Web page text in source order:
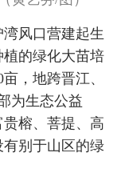
风口营建起生
的绿化大苗培
，地跨晋江、
为生态公益
榕、菩提、高
别于山区的绿